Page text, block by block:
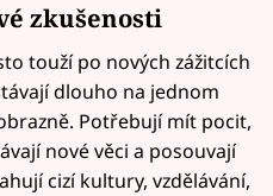
zkušenosti
touží po nových zážitcích
dlouho na jednom
Potřebují mít pocit,
nové věci a posouvají
cizí kultury, vzdělávání,